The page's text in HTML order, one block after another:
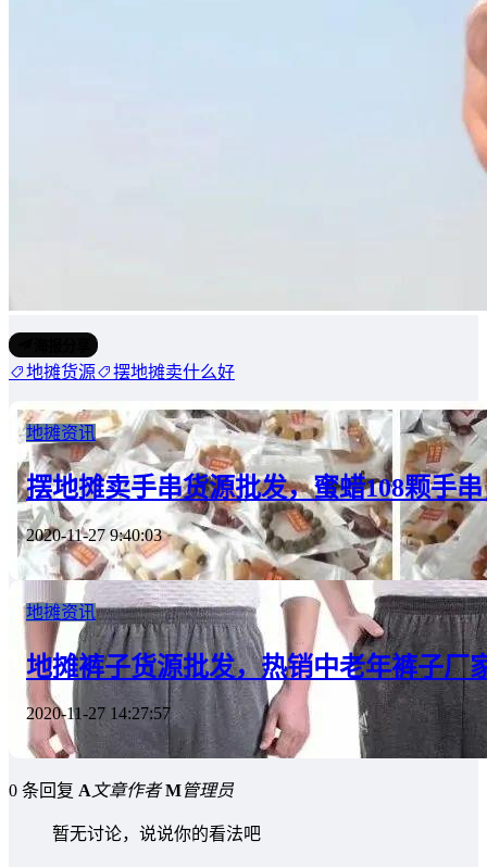
地摊货源 摆地摊卖什么好
地摊资讯
摆地摊卖手串货源批发，蜜蜡108颗手
2020-11-27 9:40:03
地摊资讯
地摊裤子货源批发，热销中老年裤子厂
2020-11-27 14:27:57
0 条回复 A文章作者 M管理员
暂无讨论，说说你的看法吧